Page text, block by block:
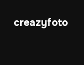
creazyfoto